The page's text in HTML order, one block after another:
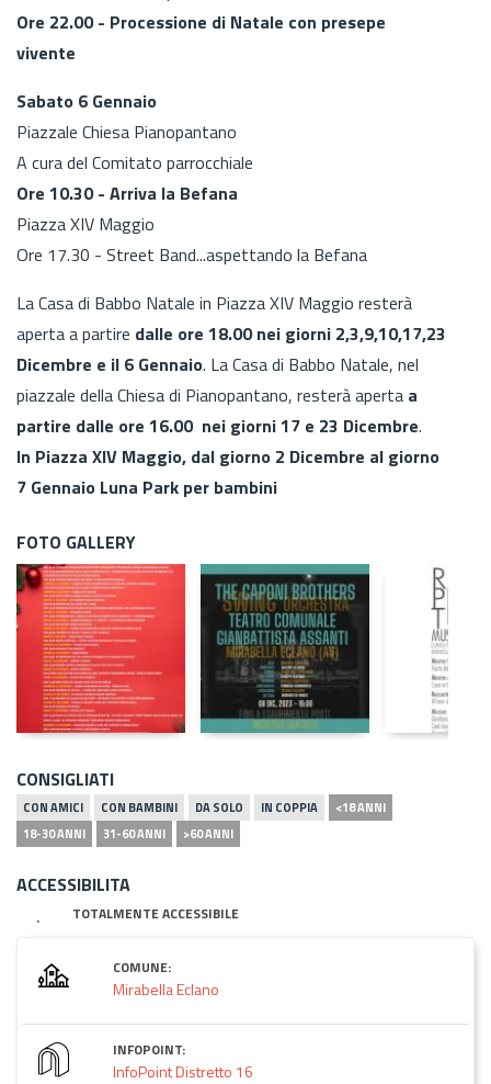
Ore 22.00 - Processione di Natale con presepe
vivente
Sabato 6 Gennaio
Piazzale Chiesa Pianopantano
A cura del Comitato parrocchiale
Ore 10.30 - Arriva la Befana
Piazza XIV Maggio
Ore 17.30 - Street Band...aspettando la Befana
La Casa di Babbo Natale in Piazza XIV Maggio resterà
aperta a partire dalle ore 18.00 nei giorni 2,3,9,10,17,23
Dicembre e il 6 Gennaio. La Casa di Babbo Natale, nel
piazzale della Chiesa di Pianopantano, resterà aperta a
partire dalle ore 16.00 nei giorni 17 e 23 Dicembre.
In Piazza XIV Maggio, dal giorno 2 Dicembre al giorno
7 Gennaio Luna Park per bambini
FOTO GALLERY
CONSIGLIATI
CON AMICI CON BAMBINI DA SOLO IN COPPIA
<18 ANNI
18-30 ANNI
31-60 ANNI >60 ANNI
ACCESSIBILITA
TOTALMENTE ACCESSIBILE
COMUNE:
Mirabella Eclano
INFOPOINT:
InfoPoint Distretto 16